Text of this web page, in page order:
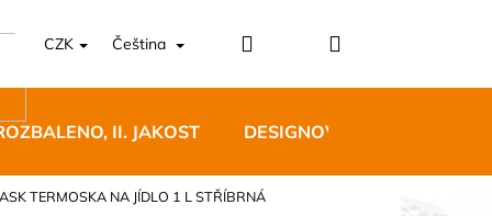
CZK Čeština PřihlášeníNákupní
II. JAKOST DESIGNOVÝ NÁBYTEK
TERMOSKA NA JÍDLO 1 L STŘÍBRNÁ